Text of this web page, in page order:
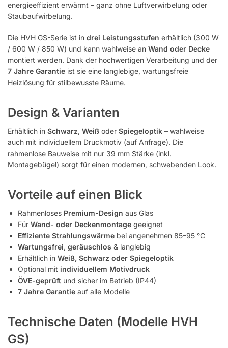
energieeffizient erwärmt – ganz ohne Luftverwirbelung oder
Staubaufwirbelung.
Die HVH GS-Serie ist in drei Leistungsstufen erhältlich (300 W
/ 600 W / 850 W) und kann wahlweise an Wand oder Decke
montiert werden. Dank der hochwertigen Verarbeitung und der
7 Jahre Garantie ist sie eine langlebige, wartungsfreie
Heizlösung für stilbewusste Räume.
Design & Varianten
Erhältlich in Schwarz, Weiß oder Spiegeloptik – wahlweise
auch mit individuellem Druckmotiv (auf Anfrage). Die
rahmenlose Bauweise mit nur 39 mm Stärke (inkl.
Montagebügel) sorgt für einen modernen, schwebenden Look.
Vorteile auf einen Blick
Rahmenloses Premium-Design aus Glas
Für Wand- oder Deckenmontage geeignet
Effiziente Strahlungswärme bei angenehmen 85–95 °C
Wartungsfrei, geräuschlos & langlebig
Erhältlich in Weiß, Schwarz oder Spiegeloptik
Optional mit individuellem Motivdruck
ÖVE-geprüft und sicher im Betrieb (IP44)
7 Jahre Garantie auf alle Modelle
Technische Daten (Modelle HVH
GS)